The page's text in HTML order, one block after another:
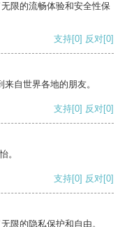
限的流畅体验和安全性保
支持[0] 反对[0]
自世界各地的朋友。
支持[0] 反对[0]
。
支持[0] 反对[0]
限的隐私保护和自由。